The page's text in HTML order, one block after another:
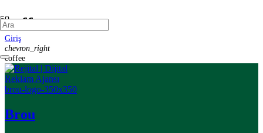
coffee
Giriş
chevron_right
coffee
Brou